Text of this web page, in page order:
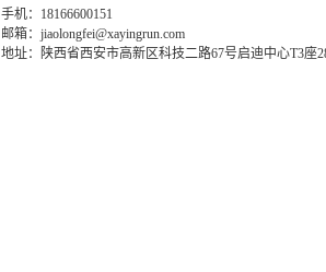
手机：18166600151
邮箱：jiaolongfei@xayingrun.com
地址：陕西省西安市高新区科技二路67号启迪中心T3座